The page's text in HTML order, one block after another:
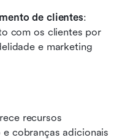
de clientes:
com os clientes por
e marketing
recursos
e cobranças adicionais